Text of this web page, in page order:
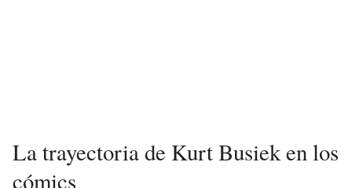
La trayectoria de Kurt Busiek en los
cómics